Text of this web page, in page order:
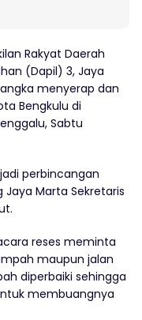
Rakyat Daerah
(Dapil) 3, Jaya
menyerap dan
Bengkulu di
Sabtu
perbincangan
Marta Sekretaris
reses meminta
maupun jalan
diperbaiki sehingga
membuangnya